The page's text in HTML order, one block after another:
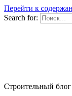
Перейти к
Search for:
Строительный